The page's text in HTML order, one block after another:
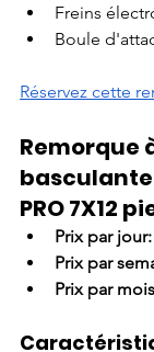
Freins
Boule
Réservez cette
Remorque
basculante
PRO 7X12
Prix par jour:
Prix par
Prix par